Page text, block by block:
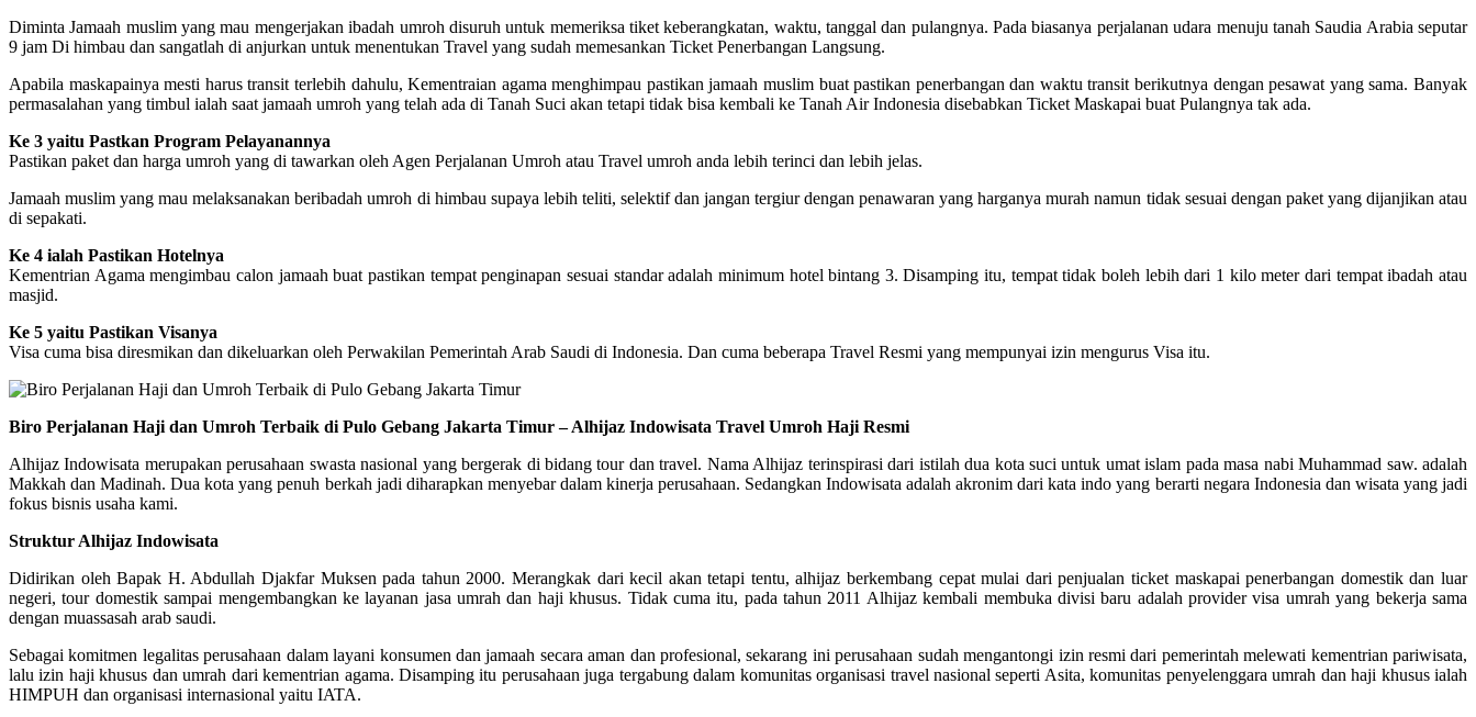
Diminta Jamaah muslim yang mau mengerjakan ibadah umroh disuruh untuk memeriksa tiket keberangkatan, waktu, tanggal dan pulangnya. Pada biasanya perjalanan udara menuju tanah Saudia Arabia seputar
9 jam Di himbau dan sangatlah di anjurkan untuk menentukan Travel yang sudah memesankan Ticket Penerbangan Langsung.
Apabila maskapainya mesti harus transit terlebih dahulu, Kementraian agama menghimpau pastikan jamaah muslim buat pastikan penerbangan dan waktu transit berikutnya dengan pesawat yang sama. Banyak
permasalahan yang timbul ialah saat jamaah umroh yang telah ada di Tanah Suci akan tetapi tidak bisa kembali ke Tanah Air Indonesia disebabkan Ticket Maskapai buat Pulangnya tak ada.
Ke 3 yaitu Pastkan Program Pelayanannya
Pastikan paket dan harga umroh yang di tawarkan oleh Agen Perjalanan Umroh atau Travel umroh anda lebih terinci dan lebih jelas.
Jamaah muslim yang mau melaksanakan beribadah umroh di himbau supaya lebih teliti, selektif dan jangan tergiur dengan penawaran yang harganya murah namun tidak sesuai dengan paket yang dijanjikan atau
di sepakati.
Ke 4 ialah Pastikan Hotelnya
Kementrian Agama mengimbau calon jamaah buat pastikan tempat penginapan sesuai standar adalah minimum hotel bintang 3. Disamping itu, tempat tidak boleh lebih dari 1 kilo meter dari tempat ibadah atau
masjid.
Ke 5 yaitu Pastikan Visanya
Visa cuma bisa diresmikan dan dikeluarkan oleh Perwakilan Pemerintah Arab Saudi di Indonesia. Dan cuma beberapa Travel Resmi yang mempunyai izin mengurus Visa itu.
Biro Perjalanan Haji dan Umroh Terbaik di Pulo Gebang Jakarta Timur – Alhijaz Indowisata Travel Umroh Haji Resmi
Alhijaz Indowisata merupakan perusahaan swasta nasional yang bergerak di bidang tour dan travel. Nama Alhijaz terinspirasi dari istilah dua kota suci untuk umat islam pada masa nabi Muhammad saw. adalah
Makkah dan Madinah. Dua kota yang penuh berkah jadi diharapkan menyebar dalam kinerja perusahaan. Sedangkan Indowisata adalah akronim dari kata indo yang berarti negara Indonesia dan wisata yang jadi
fokus bisnis usaha kami.
Struktur Alhijaz Indowisata
Didirikan oleh Bapak H. Abdullah Djakfar Muksen pada tahun 2000. Merangkak dari kecil akan tetapi tentu, alhijaz berkembang cepat mulai dari penjualan ticket maskapai penerbangan domestik dan luar
negeri, tour domestik sampai mengembangkan ke layanan jasa umrah dan haji khusus. Tidak cuma itu, pada tahun 2011 Alhijaz kembali membuka divisi baru adalah provider visa umrah yang bekerja sama
dengan muassasah arab saudi.
Sebagai komitmen legalitas perusahaan dalam layani konsumen dan jamaah secara aman dan profesional, sekarang ini perusahaan sudah mengantongi izin resmi dari pemerintah melewati kementrian pariwisata,
lalu izin haji khusus dan umrah dari kementrian agama. Disamping itu perusahaan juga tergabung dalam komunitas organisasi travel nasional seperti Asita, komunitas penyelenggara umrah dan haji khusus ialah
HIMPUH dan organisasi internasional yaitu IATA.